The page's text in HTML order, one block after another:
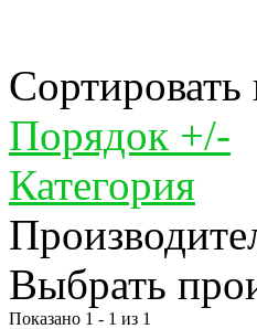
Сортировать
Порядок +/-
Категория
Выбрать
Показано 1 - 1 из 1